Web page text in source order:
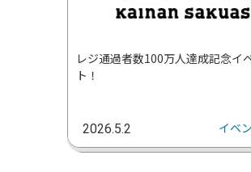
レジ通過者数100万人達成記念イ
ト！
2026.5.2 イベ